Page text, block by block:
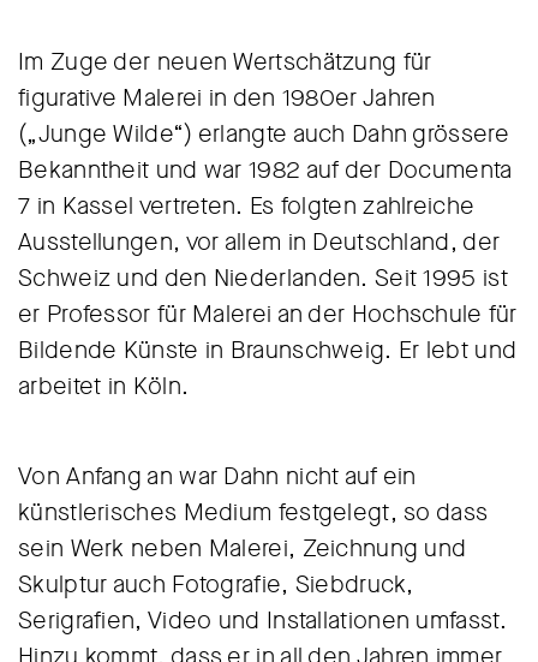
Im Zuge der neuen Wertschätzung für
figurative Malerei in den 1980er Jahren
(„Junge Wilde“) erlangte auch Dahn grössere
Bekanntheit und war 1982 auf der Documenta
7 in Kassel vertreten. Es folgten zahlreiche
Ausstellungen, vor allem in Deutschland, der
Schweiz und den Niederlanden. Seit 1995 ist
er Professor für Malerei an der Hochschule für
Bildende Künste in Braunschweig. Er lebt und
arbeitet in Köln.
Von Anfang an war Dahn nicht auf ein
künstlerisches Medium festgelegt, so dass
sein Werk neben Malerei, Zeichnung und
Skulptur auch Fotografie, Siebdruck,
Serigrafien, Video und Installationen umfasst.